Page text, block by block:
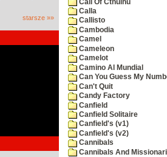
starsze »»
Call Of Cthulhu
Calla
Callisto
Cambodia
Camel
Cameleon
Camelot
Camino Al Mundial
Can You Guess My
Can't Quit
Candy Factory
Canfield
Canfield Solitaire
Canfield's (v1)
Canfield's (v2)
Cannibals
Cannibals And